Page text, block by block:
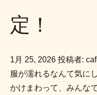
定！
1月 25, 2026 投稿者:
服が濡れるなんて気に
かけまわって、みんな